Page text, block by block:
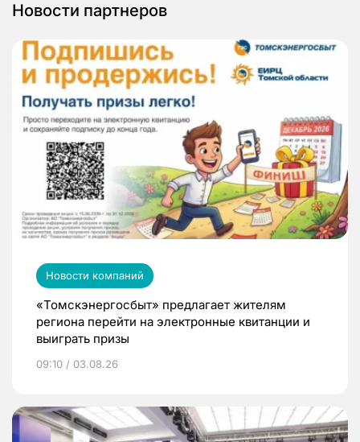
Новости партнеров
Новости компаний
«Томскэнергосбыт» предлагает жителям
региона перейти на электронные квитанции и
выиграть призы
09:10 / 03.08.26